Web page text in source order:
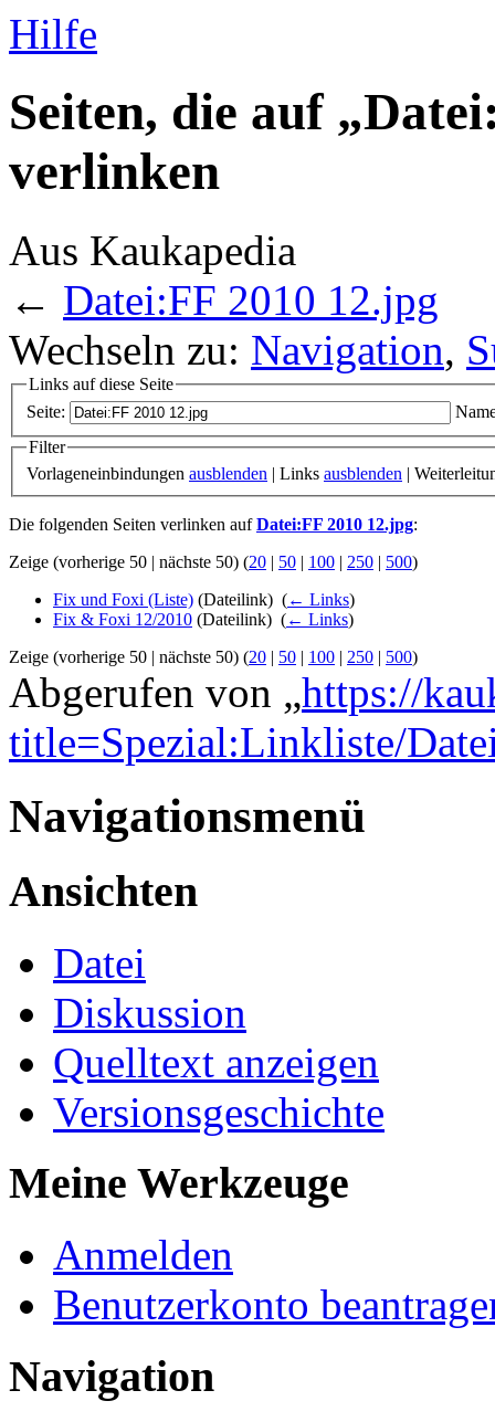
Hilfe
Seiten, die auf
verlinken
Aus Kaukapedia
← Datei:FF 2010 12.jpg
Wechseln zu: Navigation,
Links auf diese Seite
Seite:
Filter
Vorlageneinbindungen ausblenden | Links ausblenden |
Die folgenden Seiten verlinken aufDatei:FF 2010 12.jpg:
Zeige (vorherige 50 | nächste 50) (20 | 50 | 100 | 250 | 500)
Fix und Foxi (Liste) (Dateilink) ‎ (← Links)
Fix & Foxi 12/2010 (Dateilink) ‎ (← Links)
Zeige (vorherige 50 | nächste 50) (20 | 50 | 100 | 250 | 500)
Abgerufen von „https://
title=Spezial:Linkliste/
Navigationsmenü
Ansichten
Datei
Diskussion
Quelltext anzeigen
Versionsgeschichte
Meine Werkzeuge
Anmelden
Benutzerkonto
Navigation